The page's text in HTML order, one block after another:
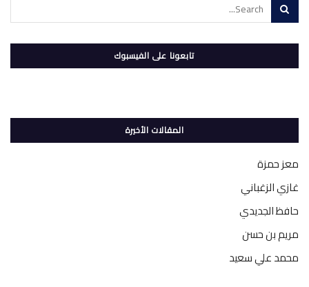
تابعونا على الفيسبوك
المقالات الأخيرة
معز حمزة
غازي الزغباني
حافظ الجديدي
مريم بن حسن
محمد علي سعيد